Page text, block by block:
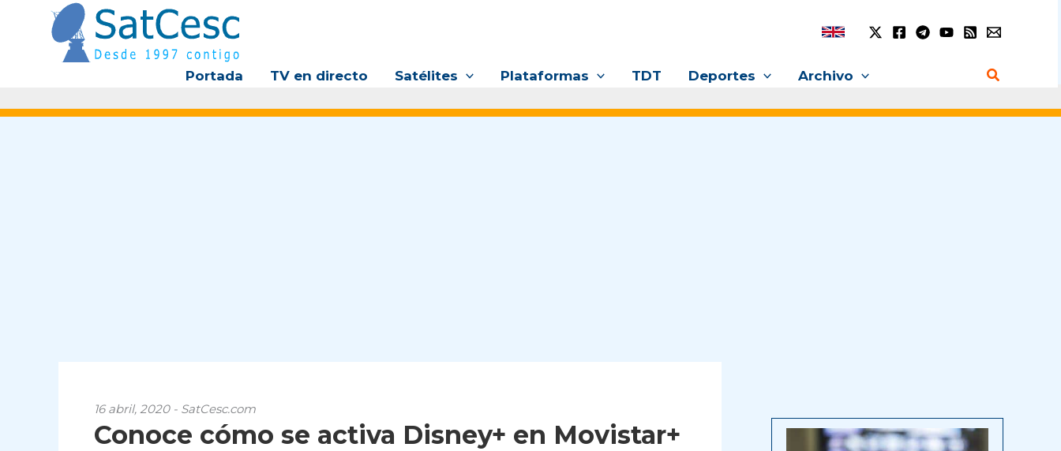
contenido
Portada TV en directo Satélites Plataformas TDT Deportes Archivo Buscar
16 abril, 2020 - SatCesc.com
Conoce cómo se activa Disney+ en Movistar+